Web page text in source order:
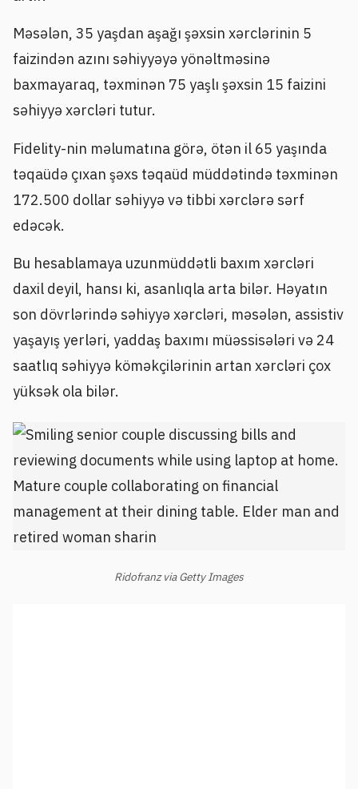
Məsələn, 35 yaşdan aşağı şəxsin xərclərinin 5
faizindən azını səhiyyəyə yönəltməsinə
baxmayaraq, təxminən 75 yaşlı şəxsin 15 faizini
səhiyyə xərcləri tutur.
Fidelity-nin məlumatına görə, ötən il 65 yaşında
təqaüdə çıxan şəxs təqaüd müddətində təxminən
172.500 dollar səhiyyə və tibbi xərclərə sərf
edəcək.
Bu hesablamaya uzunmüddətli baxım xərcləri
daxil deyil, hansı ki, asanlıqla arta bilər. Həyatın
son dövrlərində səhiyyə xərcləri, məsələn, assistiv
yaşayış yerləri, yaddaş baxımı müəssisələri və 24
saatlıq səhiyyə köməkçilərinin artan xərcləri çox
yüksək ola bilər.
Ridofranz via Getty Images